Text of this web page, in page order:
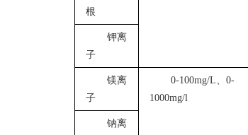
根
钾离
子
镁离
子
0-100mg/L、 0-
1000mg/l
钠离